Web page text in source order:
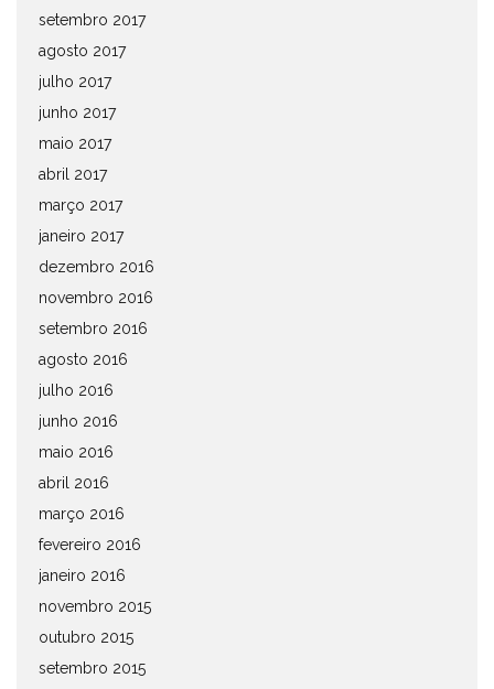
setembro 2017
agosto 2017
julho 2017
junho 2017
maio 2017
abril 2017
março 2017
janeiro 2017
dezembro 2016
novembro 2016
setembro 2016
agosto 2016
julho 2016
junho 2016
maio 2016
abril 2016
março 2016
fevereiro 2016
janeiro 2016
novembro 2015
outubro 2015
setembro 2015